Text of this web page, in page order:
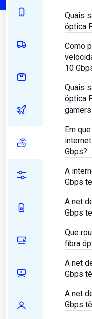
Quais
óptica
Como
10
Quais
óptica
Em
Gbps?
A
Gbps
A net
Gbps
Que
fibra
A net
Gbps
A net
Gbps